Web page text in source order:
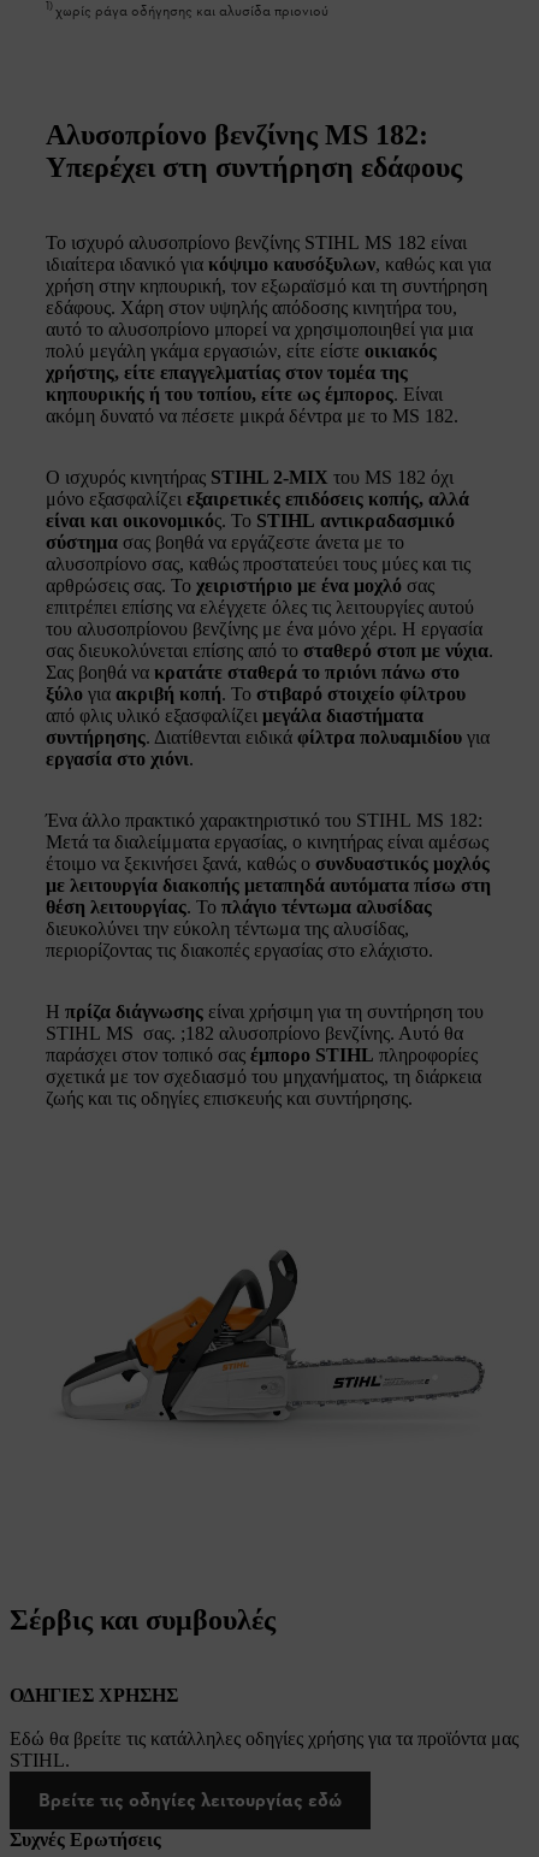
1)χωρίς ράγα οδήγησης και αλυσίδα πριονιού
Αλυσοπρίονο βενζίνης MS 182:
Υπερέχει στη συντήρηση εδάφους
Το ισχυρό αλυσοπρίονο βενζίνης STIHL MS 182 είναι
ιδιαίτερα ιδανικό για κόψιμο καυσόξυλων, καθώς και για
χρήση στην κηπουρική, τον εξωραϊσμό και τη συντήρηση
εδάφους. Χάρη στον υψηλής απόδοσης κινητήρα του,
αυτό το αλυσοπρίονο μπορεί να χρησιμοποιηθεί για μια
πολύ μεγάλη γκάμα εργασιών, είτε είστε οικιακός
χρήστης, είτε επαγγελματίας στον τομέα της
κηπουρικής ή του τοπίου, είτε ως έμπορος. Είναι
ακόμη δυνατό να πέσετε μικρά δέντρα με το MS 182.
Ο ισχυρός κινητήρας STIHL 2-MIX του MS 182 όχι
μόνο εξασφαλίζει εξαιρετικές επιδόσεις κοπής, αλλά
είναι και οικονομικός. Το STIHL αντικραδασμικό
σύστημα σας βοηθά να εργάζεστε άνετα με το
αλυσοπρίονο σας, καθώς προστατεύει τους μύες και τις
αρθρώσεις σας. Το χειριστήριο με ένα μοχλό σας
επιτρέπει επίσης να ελέγχετε όλες τις λειτουργίες αυτού
του αλυσοπρίονου βενζίνης με ένα μόνο χέρι. Η εργασία
σας διευκολύνεται επίσης από το σταθερό στοπ με νύχια.
Σας βοηθά να κρατάτε σταθερά το πριόνι πάνω στο
ξύλο για ακριβή κοπή. Το στιβαρό στοιχείο φίλτρου
από φλις υλικό εξασφαλίζει μεγάλα διαστήματα
συντήρησης. Διατίθενται ειδικά φίλτρα πολυαμιδίου για
εργασία στο χιόνι.
Ένα άλλο πρακτικό χαρακτηριστικό του STIHL MS 182:
Μετά τα διαλείμματα εργασίας, ο κινητήρας είναι αμέσως
έτοιμο να ξεκινήσει ξανά, καθώς ο συνδυαστικός μοχλός
με λειτουργία διακοπής μεταπηδά αυτόματα πίσω στη
θέση λειτουργίας. Το πλάγιο τέντωμα αλυσίδας
διευκολύνει την εύκολη τέντωμα της αλυσίδας,
περιορίζοντας τις διακοπές εργασίας στο ελάχιστο.
Η πρίζα διάγνωσης είναι χρήσιμη για τη συντήρηση του
STIHL MS σας. ;182 αλυσοπρίονο βενζίνης. Αυτό θα
παράσχει στον τοπικό σας έμπορο STIHL πληροφορίες
σχετικά με τον σχεδιασμό του μηχανήματος, τη διάρκεια
ζωής και τις οδηγίες επισκευής και συντήρησης.
Σέρβις και συμβουλές
ΟΔΗΓΙΕΣ ΧΡΗΣΗΣ
Εδώ θα βρείτε τις κατάλληλες οδηγίες χρήσης για τα προϊόντα μας
STIHL.
Βρείτε τις οδηγίες λειτουργίας εδώ
Συχνές Ερωτήσεις